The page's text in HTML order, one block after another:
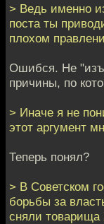
> Ведь именно
поста ты
плохом
Ошибся. Не
причины, по
> Иначе я не
этот аргумент
Теперь понял?
> В Советском
борьбы за
сняли